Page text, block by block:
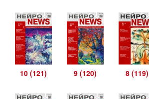
10 (121) 9 (120) 8 (119)